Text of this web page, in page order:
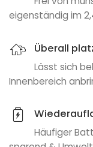
eigenständig im
Überall
Lässt sich
Innenbereich
Häufiger